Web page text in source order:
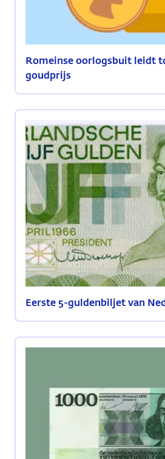
Romeinse oorlogsbuit leidt
goudprijs
Eerste 5-guldenbiljet van